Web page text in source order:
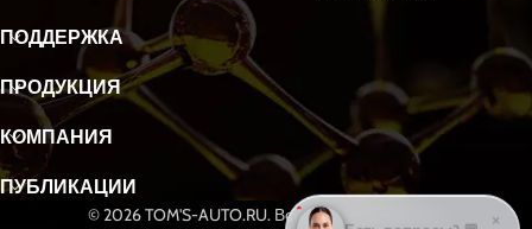
ПОДДЕРЖКА
ПРОДУКЦИЯ
КОМПАНИЯ
ПУБЛИКАЦИИ
© 2026 TOM'S-AUTO.RU. Все права защищены. ×